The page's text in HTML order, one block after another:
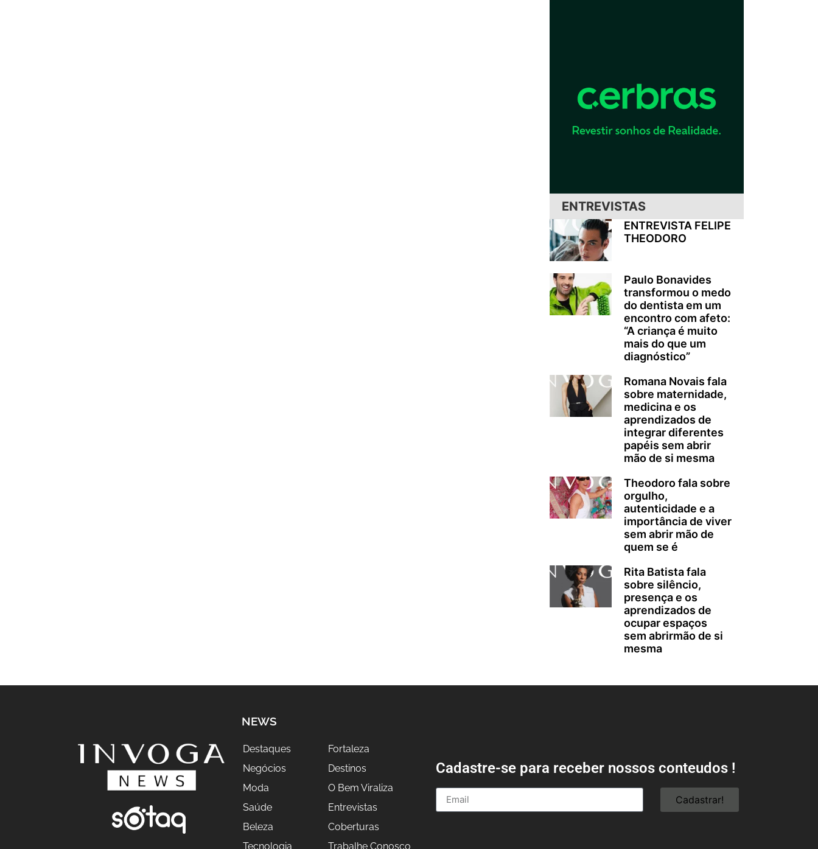
ENTREVISTAS
ENTREVISTA FELIPE
THEODORO
Paulo Bonavides
transformou o medo
do dentista em um
encontro com afeto:
“A criança é muito
mais do que um
diagnóstico”
Romana Novais fala
sobre maternidade,
medicina e os
aprendizados de
integrar diferentes
papéis sem abrir
mão de si mesma
Theodoro fala sobre
orgulho,
autenticidade e a
importância de viver
sem abrir mão de
quem se é
Rita Batista fala
sobre silêncio,
presença e os
aprendizados de
ocupar espaços
sem abrirmão de si
mesma
NEWS
Destaques
Negócios
Moda
Saúde
Beleza
Tecnologia
Fortaleza
Destinos
O Bem Viraliza
Entrevistas
Coberturas
Trabalhe Conosco
Cadastre-se para receber nossos conteudos !
Cadastrar!